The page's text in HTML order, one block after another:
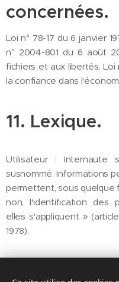
concernées.
Loi n° 78-17 du 6 janvier
n° 2004-801 du 6 août
fichiers et aux libertés.
la confiance dans
11. Lexique.
Utilisateur : Internaute
susnommé. Informations
permettent, sous quelque
non, l'identification des
elles s'appliquent »
1978).